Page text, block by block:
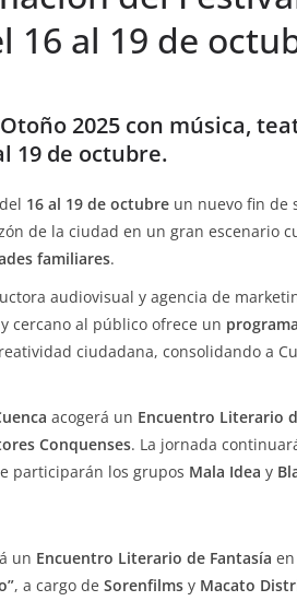
16 al 19 de
2025 con música,
19 de octubre.
16 al 19 de octubre un nuevo fin de
de la ciudad en un gran escenario
familiares.
audiovisual y agencia de
cercano al público ofrece un
ciudadana, consolidando a
acogerá un Encuentro Literario
Conquenses. La jornada
participarán los grupos Mala Idea y
un Encuentro Literario de Fantasía
, a cargo de Sorenfilms y Macato